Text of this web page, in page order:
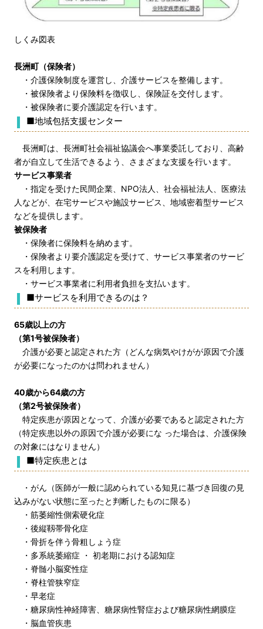
しくみ図表
長洲町（保険者）
・介護保険制度を運営し、介護サービスを整備します。
・被保険者より保険料を徴収し、保険証を交付します。
・被保険者に要介護認定を行います。
■地域包括支援センター
長洲町は、長洲町社会福祉協議会へ事業委託しており、高齢
者が自立して生活できるよう、さまざまな支援を行います。
サービス事業者
・指定を受けた民間企業、NPO法人、社会福祉法人、医療法
人などが、在宅サービスや施設サービス、地域密着型サービス
などを提供します。
被保険者
・保険者に保険料を納めます。
・保険者より要介護認定を受けて、サービス事業者のサービ
スを利用します。
・サービス事業者に利用者負担を支払います。
■サービスを利用できるのは？
65歳以上の方
（第1号被保険者）
介護が必要と認定された方（どんな病気やけがが原因で介護
が必要になったのかは問われません）
40歳から64歳の方
（第2号被保険者）
特定疾患が原因となって、介護が必要であると認定された方
（特定疾患以外の原因で介護が必要にな った場合は、介護保険
の対象にはなりません）
■特定疾患とは
・がん（医師が一般に認められている知見に基づき回復の見
込みがない状態に至ったと判断したものに限る）
・筋萎縮性側索硬化症
・後縦靱帯骨化症
・骨折を伴う骨粗しょう症
・多系統萎縮症 ・ 初老期における認知症
・脊髄小脳変性症
・脊柱管狭窄症
・早老症
・糖尿病性神経障害、糖尿病性腎症および糖尿病性網膜症
・脳血管疾患